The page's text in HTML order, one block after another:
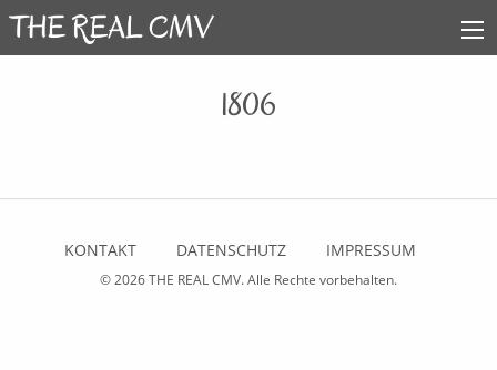
1806
KONTAKT DATENSCHUTZ IMPRESSUM
© 2026THE REAL CMV. Alle Rechte vorbehalten.